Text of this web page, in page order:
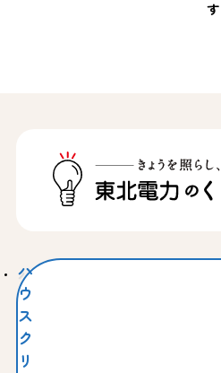
す
ハ
ウ
ス
ク
リ